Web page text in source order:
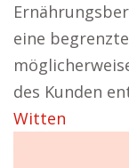
eine
des Kunden
Witten